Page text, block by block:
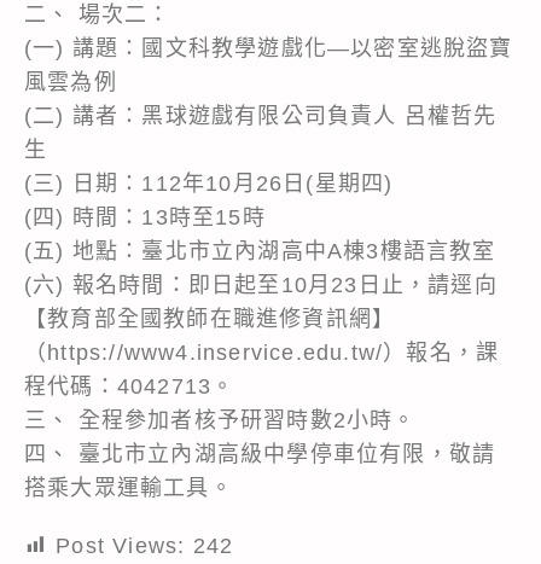
二、 場次二：
(一) 講題：國文科教學遊戲化—以密室逃脫盜寶
風雲為例
(二) 講者：黑球遊戲有限公司負責人 呂權哲先
生
(三) 日期：112年10月26日(星期四)
(四) 時間：13時至15時
(五) 地點：臺北市立內湖高中A棟3樓語言教室
(六) 報名時間：即日起至10月23日止，請逕向
【教育部全國教師在職進修資訊網】
（https://www4.inservice.edu.tw/）報名，課
程代碼：4042713。
三、 全程參加者核予研習時數2小時。
四、 臺北市立內湖高級中學停車位有限，敬請
搭乘大眾運輸工具。
Post Views: 242